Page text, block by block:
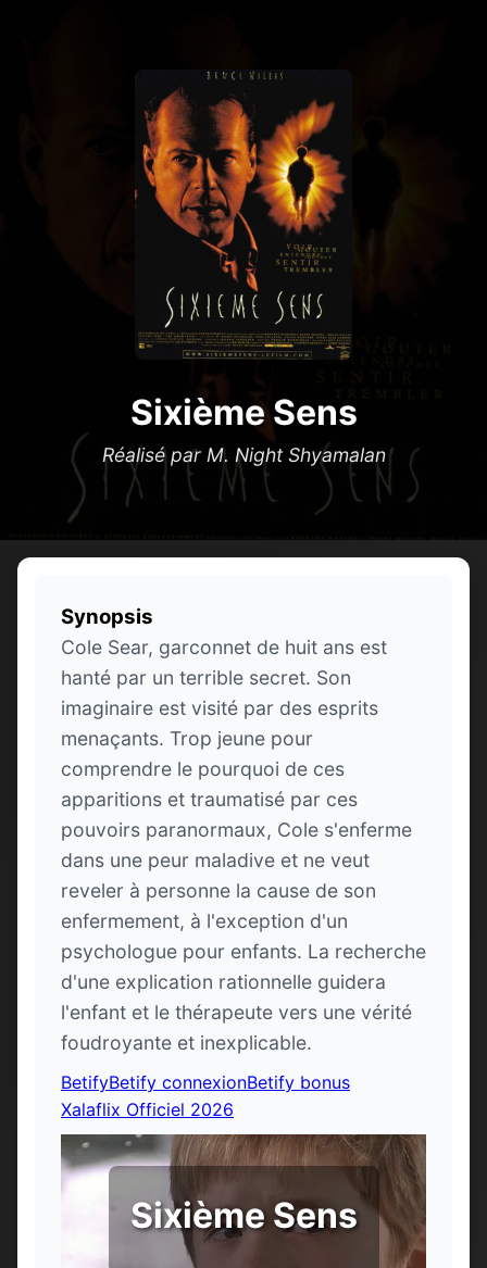
Sixième Sens
Réalisé par M. Night Shyamalan
Synopsis
Cole Sear, garconnet de huit ans est
hanté par un terrible secret. Son
imaginaire est visité par des esprits
menaçants. Trop jeune pour
comprendre le pourquoi de ces
apparitions et traumatisé par ces
pouvoirs paranormaux, Cole s'enferme
dans une peur maladive et ne veut
reveler à personne la cause de son
enfermement, à l'exception d'un
psychologue pour enfants. La recherche
d'une explication rationnelle guidera
l'enfant et le thérapeute vers une vérité
foudroyante et inexplicable.
BetifyBetify connexionBetify bonus
Xalaflix Officiel 2026
Sixième Sens